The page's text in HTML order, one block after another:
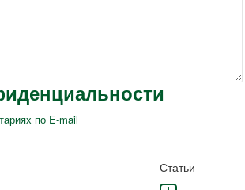
по E-mail
Статьи